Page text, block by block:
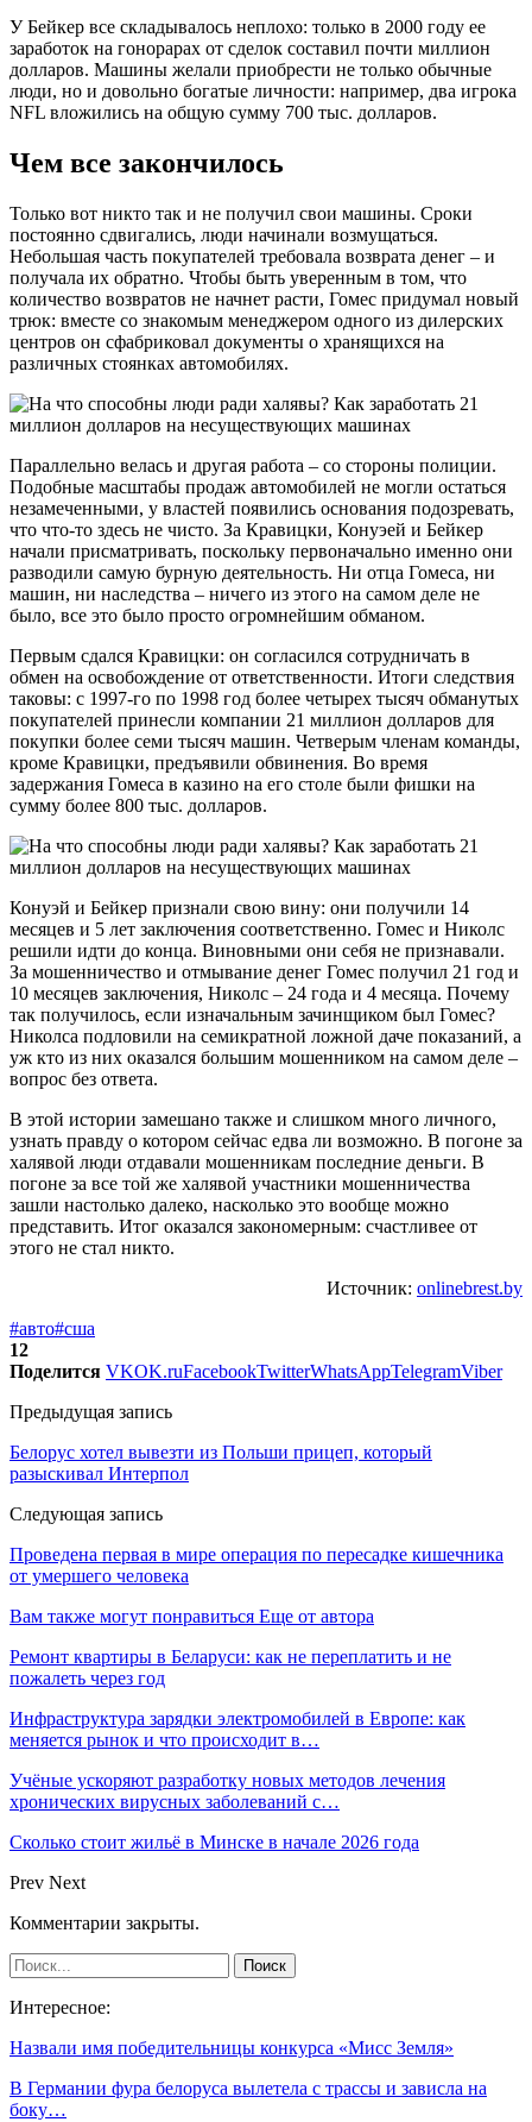
У Бейкер все складывалось неплохо: только в 2000 году ее
заработок на гонорарах от сделок составил почти миллион
долларов. Машины желали приобрести не только обычные
люди, но и довольно богатые личности: например, два игрока
NFL вложились на общую сумму 700 тыс. долларов.
Чем все закончилось
Только вот никто так и не получил свои машины. Сроки
постоянно сдвигались, люди начинали возмущаться.
Небольшая часть покупателей требовала возврата денег – и
получала их обратно. Чтобы быть уверенным в том, что
количество возвратов не начнет расти, Гомес придумал новый
трюк: вместе со знакомым менеджером одного из дилерских
центров он сфабриковал документы о хранящихся на
различных стоянках автомобилях.
Параллельно велась и другая работа – со стороны полиции.
Подобные масштабы продаж автомобилей не могли остаться
незамеченными, у властей появились основания подозревать,
что что-то здесь не чисто. За Кравицки, Конуэей и Бейкер
начали присматривать, поскольку первоначально именно они
разводили самую бурную деятельность. Ни отца Гомеса, ни
машин, ни наследства – ничего из этого на самом деле не
было, все это было просто огромнейшим обманом.
Первым сдался Кравицки: он согласился сотрудничать в
обмен на освобождение от ответственности. Итоги следствия
таковы: с 1997-го по 1998 год более четырех тысяч обманутых
покупателей принесли компании 21 миллион долларов для
покупки более семи тысяч машин. Четверым членам команды,
кроме Кравицки, предъявили обвинения. Во время
задержания Гомеса в казино на его столе были фишки на
сумму более 800 тыс. долларов.
Конуэй и Бейкер признали свою вину: они получили 14
месяцев и 5 лет заключения соответственно. Гомес и Николс
решили идти до конца. Виновными они себя не признавали.
За мошенничество и отмывание денег Гомес получил 21 год и
10 месяцев заключения, Николс – 24 года и 4 месяца. Почему
так получилось, если изначальным зачинщиком был Гомес?
Николса подловили на семикратной ложной даче показаний, а
уж кто из них оказался большим мошенником на самом деле –
вопрос без ответа.
В этой истории замешано также и слишком много личного,
узнать правду о котором сейчас едва ли возможно. В погоне за
халявой люди отдавали мошенникам последние деньги. В
погоне за все той же халявой участники мошенничества
зашли настолько далеко, насколько это вообще можно
представить. Итог оказался закономерным: счастливее от
этого не стал никто.
Источник: onlinebrest.by
#авто#сша
12
Поделится VKOK.ruFacebookTwitterWhatsAppTelegramViber
Предыдущая запись
Белорус хотел вывезти из Польши прицеп, который
разыскивал Интерпол
Следующая запись
Проведена первая в мире операция по пересадке кишечника
от умершего человека
Вам также могут понравиться Еще от автора
Ремонт квартиры в Беларуси: как не переплатить и не
пожалеть через год
Инфраструктура зарядки электромобилей в Европе: как
меняется рынок и что происходит в…
Учёные ускоряют разработку новых методов лечения
хронических вирусных заболеваний с…
Сколько стоит жильё в Минске в начале 2026 года
Prev Next
Комментарии закрыты.
Интересное:
Назвали имя победительницы конкурса «Мисс Земля»
В Германии фура белоруса вылетела с трассы и зависла на
боку…